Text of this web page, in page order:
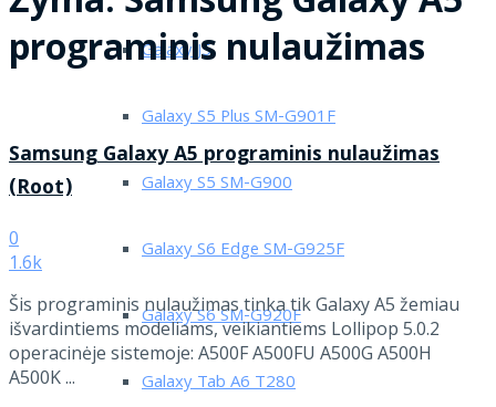
Galaxy J5
Galaxy S5 Plus SM-G901F
Galaxy S5 SM-G900
Galaxy S6 Edge SM-G925F
Galaxy S6 SM-G920F
Galaxy Tab A6 T280
programinis nulaužimas
Samsung Galaxy A5 programinis nulaužimas
(Root)
0
1.6k
Šis programinis nulaužimas tinka tik Galaxy A5 žemiau
išvardintiems modeliams, veikiantiems Lollipop 5.0.2
operacinėje sistemoje: A500F A500FU A500G A500H
A500K ...